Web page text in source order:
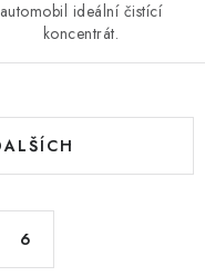
automobil ideální čistící
koncentrát.
6